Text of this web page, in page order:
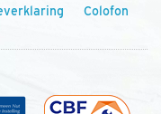
Colofon